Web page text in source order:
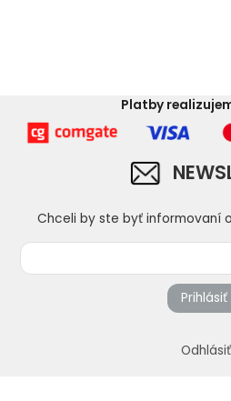
Platby
Chceli by ste byť informovaní
Prihlásiť
Odhlásiť